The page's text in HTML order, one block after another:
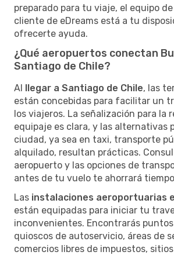
preparado para tu viaje, el equipo
cliente de eDreams está a tu
ofrecerte ayuda.
¿Qué aeropuertos conectan
Santiago de Chile?
Al llegar a Santiago de Chile, las
están concebidas para facilitar un
los viajeros. La señalización para la
equipaje es clara, y las alternativas
ciudad, ya sea en taxi, transporte
alquilado, resultan prácticas.
aeropuerto y las opciones de
antes de tu vuelo te ahorrará
Las instalaciones aeroportuarias
están equipadas para iniciar tu
inconvenientes. Encontrarás
quioscos de autoservicio, áreas de
comercios libres de impuestos,